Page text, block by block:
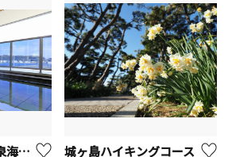
よこすか・天然温泉海辺の湯 久里浜店 （横須賀市） 城ヶ島ハイキングコース